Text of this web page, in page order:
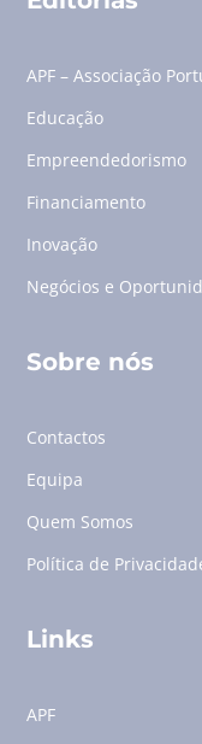
APF – Associação
Educação
Empreendedorismo
Financiamento
Inovação
Negócios e
Sobre nós
Contactos
Equipa
Quem Somos
Política de
Links
APF